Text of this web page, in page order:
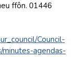
ffôn. 01446
Council-
minutes-agendas-